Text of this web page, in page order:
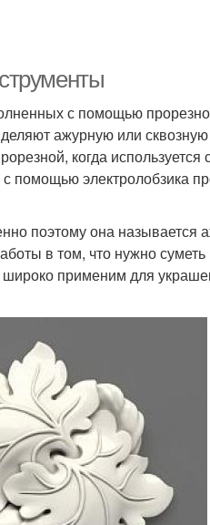
с помощью
ажурную или
когда используется
помощью электролобзика
поэтому она называется
в том, что нужно суметь
широко применим для